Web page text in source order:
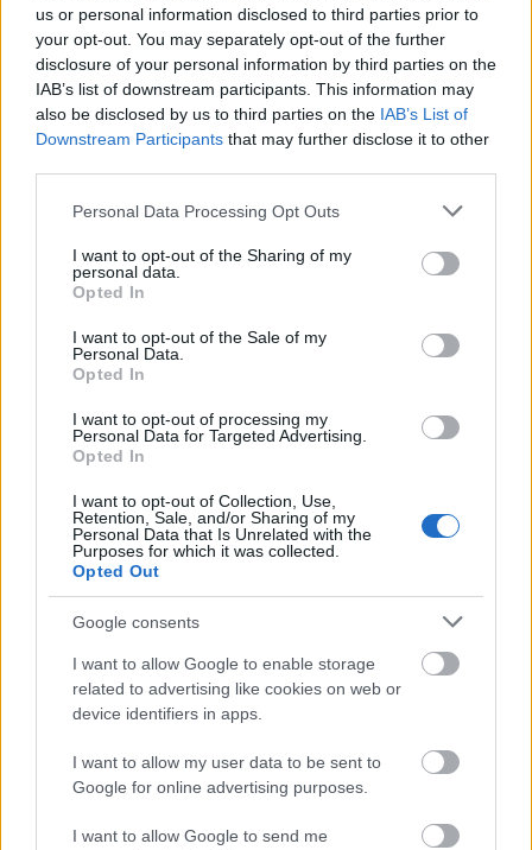
us or personal information disclosed to third parties prior to
your opt-out. You may separately opt-out of the further
disclosure of your personal information by third parties on the
IAB’s list of downstream participants. This information may
also be disclosed by us to third parties on the IAB’s List of
Downstream Participants that may further disclose it to other
Please note that this website/app uses one or more Google
not limited to your visit or usage behaviour. You may click to
grant or deny consent to Google and its third-party tags to
use your data for below specified purposes in below Google
consent section.
Personal Data Processing Opt Outs
I want to opt-out of the Sharing of my
personal data.
Opted In
I want to opt-out of the Sale of my
Personal Data.
Opted In
I want to opt-out of processing my
Personal Data for Targeted Advertising.
Opted In
I want to opt-out of Collection, Use,
Retention, Sale, and/or Sharing of my
Personal Data that Is Unrelated with the
Purposes for which it was collected.
Opted Out
Google consents
I want to allow Google to enable storage
related to advertising like cookies on web or
device identifiers in apps.
I want to allow my user data to be sent to
Google for online advertising purposes.
I want to allow Google to send me
Ekkor adjuk hozzá a megmosott lencsét, az
apróra vágott savanyú káposztát, a fűszereket,
és öntsük fel másfél liter vízzel.
Takarékon és fedő alatt főzzük a levest, amíg a
lencse megpuhul. A káposzta savanyúságától
függően utólag ízesítsük ecettel.
Tálaljuk a sült virslivel.
Jó étvágyat!
Elkészítési idő: 45 perc
Egy kattintás, és nem maradsz le a további receptekről:
Töltsd leITTkét ajándék receptfüzetünket
Hírlevélfeliratkozás mellé!
Szupergyors Édességek